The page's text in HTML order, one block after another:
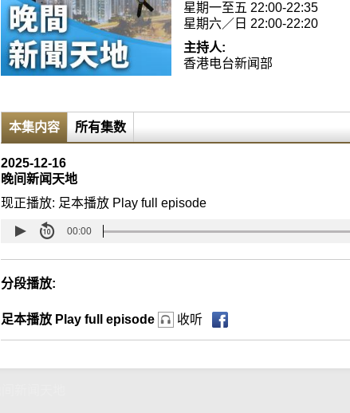
星期一至五 22:00-22:35
星期六／日 22:00-22:20
主持人:
香港电台新闻部
本集内容 所有集数
2025-12-16
晚间新闻天地
现正播放: 足本播放 Play full episode
00:00
分段播放:
足本播放 Play full episode 收听